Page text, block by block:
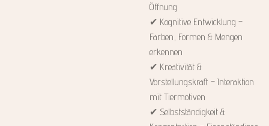
Öffnung
✔ Kognitive Entwicklung –
Farben, Formen & Mengen
erkennen
✔ Kreativität &
Vorstellungskraft – Interaktion
mit Tiermotiven
✔ Selbstständigkeit &